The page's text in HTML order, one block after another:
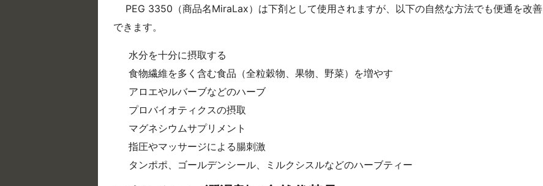
PEG 3350（商品名MiraLax）は下剤として使用されますが、以下の自然な方法でも便通を改善
できます。
水分を十分に摂取する
食物繊維を多く含む食品（全粒穀物、果物、野菜）を増やす
アロエやルバーブなどのハーブ
プロバイオティクスの摂取
マグネシウムサプリメント
指圧やマッサージによる腸刺激
タンポポ、ゴールデンシール、ミルクシスルなどのハーブティー